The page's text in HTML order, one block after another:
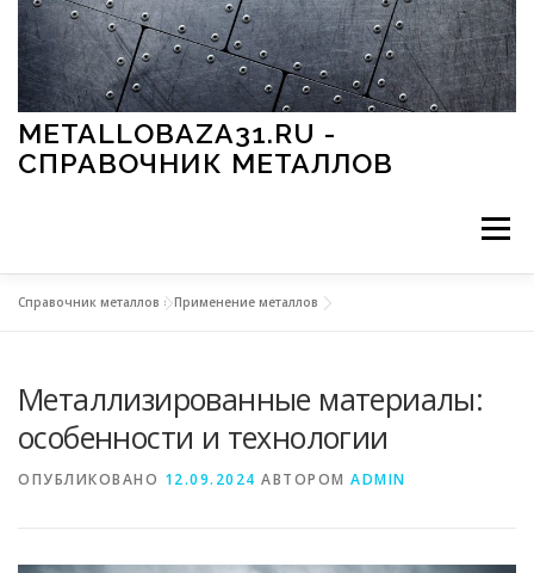
Перейти к содержимому
METALLOBAZA31.RU -
СПРАВОЧНИК МЕТАЛЛОВ
Меню
МЕТАЛЛЫ И ОКРУЖАЮЩАЯ СРЕДА
Справочник металлов »Применение металлов
Металлизированные материалы:
особенности и технологии
ОПУБЛИКОВАНО 12.09.2024 АВТОРОМ ADMIN